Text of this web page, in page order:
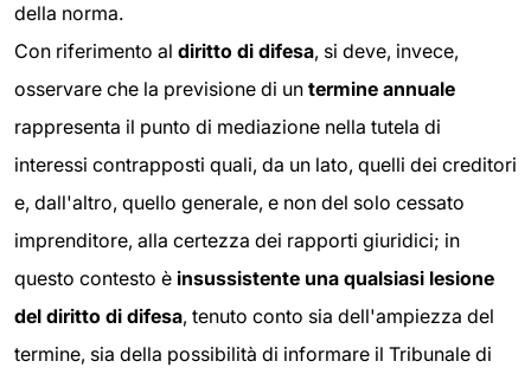
della norma.
Con riferimento al diritto di difesa, si deve, invece,
osservare che la previsione di un termine annuale
rappresenta il punto di mediazione nella tutela di
interessi contrapposti quali, da un lato, quelli dei creditori
e, dall'altro, quello generale, e non del solo cessato
imprenditore, alla certezza dei rapporti giuridici; in
questo contesto è insussistente una qualsiasi lesione
del diritto di difesa, tenuto conto sia dell'ampiezza del
termine, sia della possibilità di informare il Tribunale di